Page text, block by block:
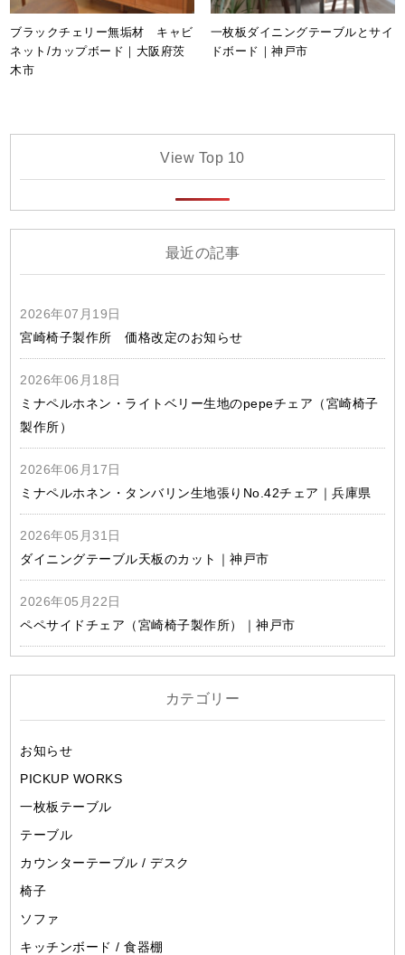
ブラックチェリー無垢材 キャビ
ネット/カップボード｜大阪府茨
木市
一枚板ダイニングテーブルとサイ
ドボード｜神戸市
View Top 10
最近の記事
2026年07月19日
宮崎椅子製作所 価格改定のお知らせ
2026年06月18日
ミナペルホネン・ライトベリー生地のpepeチェア（宮崎椅子
製作所）
2026年06月17日
ミナペルホネン・タンバリン生地張りNo.42チェア｜兵庫県
2026年05月31日
ダイニングテーブル天板のカット｜神戸市
2026年05月22日
ペペサイドチェア（宮崎椅子製作所）｜神戸市
カテゴリー
お知らせ
PICKUP WORKS
一枚板テーブル
テーブル
カウンターテーブル / デスク
椅子
ソファ
キッチンボード / 食器棚